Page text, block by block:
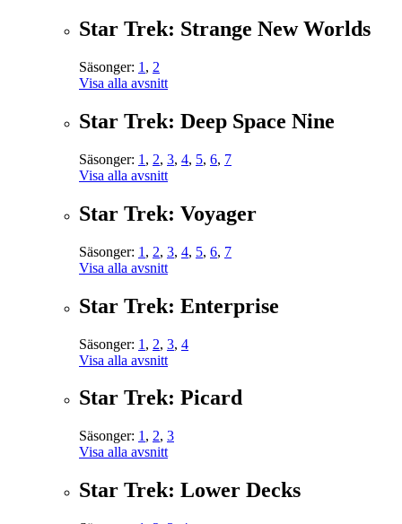
Star Trek: Strange New Worlds
Säsonger: 1 , 2
Visa alla avsnitt
Star Trek: Deep Space Nine
Säsonger: 1 , 2, 3, 4, 5, 6, 7
Visa alla avsnitt
Star Trek: Voyager
Säsonger: 1 , 2, 3, 4, 5, 6, 7
Visa alla avsnitt
Star Trek: Enterprise
Säsonger: 1 , 2, 3, 4
Visa alla avsnitt
Star Trek: Picard
Säsonger: 1 , 2, 3
Visa alla avsnitt
Star Trek: Lower Decks